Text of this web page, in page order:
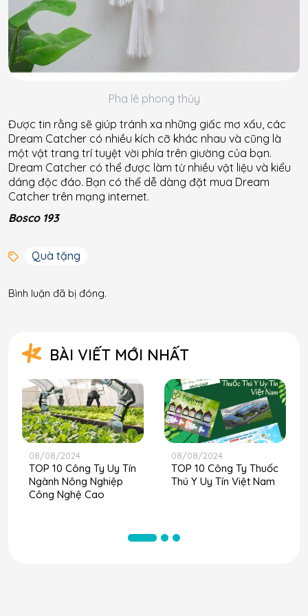
Pha lê phong thủy
Được tin rằng sẽ giúp tránh xa những giấc mơ xấu, các
Dream Catcher có nhiều kích cỡ khác nhau và cũng là
một vật trang trí tuyệt vời phía trên giường của bạn.
Dream Catcher có thể được làm từ nhiều vật liệu và kiểu
dáng độc đáo. Bạn có thể dễ dàng đặt mua Dream
Catcher trên mạng internet.
Bosco 193
Quà tặng
Bình luận đã bị đóng.
BÀI VIẾT MỚI NHẤT
08/08/2024
TOP 10 Công Ty Uy Tín
Ngành Nông Nghiệp
Công Nghệ Cao
08/08/2024
TOP 10 Công Ty Thuốc
Thú Y Uy Tín Việt Nam